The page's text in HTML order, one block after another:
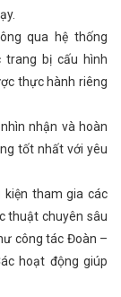
qua hệ thống
bị cấu hình
thực hành riêng
nhận và hoàn
tốt nhất với yêu
kiện tham gia các
thuật chuyên sâu
công tác Đoàn –
hoạt động giúp